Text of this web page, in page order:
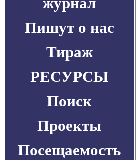
Пишут о нас
Тираж
РЕСУРСЫ
Поиск
Проекты
Посещаемость